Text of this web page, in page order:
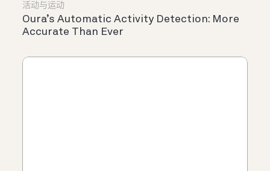
活动与运动
Oura’s Automatic Activity Detection: More
Accurate Than Ever